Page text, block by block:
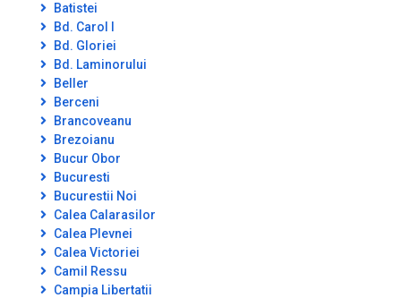
Batistei
Bd. Carol I
Bd. Gloriei
Bd. Laminorului
Beller
Berceni
Brancoveanu
Brezoianu
Bucur Obor
Bucuresti
Bucurestii Noi
Calea Calarasilor
Calea Plevnei
Calea Victoriei
Camil Ressu
Campia Libertatii